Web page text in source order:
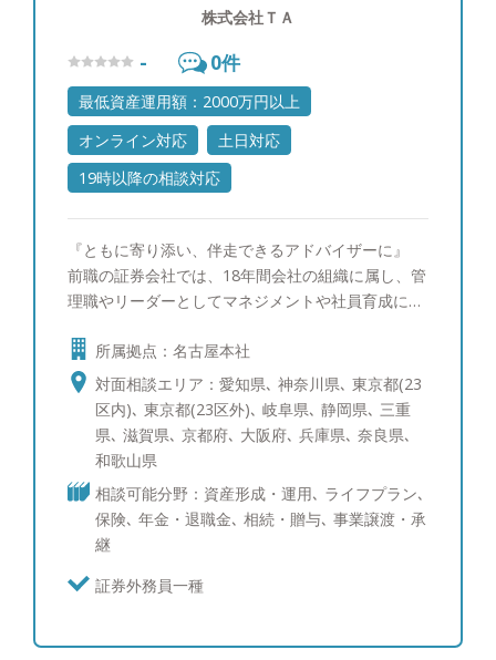
株式会社ＴＡ
- 0件
最低資産運用額：2000万円以上
オンライン対応
土日対応
19時以降の相談対応
『ともに寄り添い、伴走できるアドバイザーに』
前職の証券会社では、18年間会社の組織に属し、管
理職やリーダーとしてマネジメントや社員育成に長
す時間も役職が上がるごとに増えていき、逆に自分
のお客様と向き合う時間はだんだんと減り、本来や
るべきことにベクトルを向けられていない自分に不
満を感じていました。 ・転勤があることで担当者
として関係が途絶えてしまうことが残念 ・お客様
との時間・お客様のことを考える時間をもっと増や
し、その次の世代（お子様）までお付き合いをして
いきたい と強く思うようになりました。 その中で
IFAは、会社組織として偏った商品・サービスを案
内するのでなく、お客様1人1人の想い・悩みを知っ
所属拠点：名古屋本社
対面相談エリア：愛知県､ 神奈川県､ 東京都(23
区内)､ 東京都(23区外)､ 岐阜県､ 静岡県､ 三重
県､ 滋賀県､ 京都府､ 大阪府､ 兵庫県､ 奈良県､
和歌山県
相談可能分野：資産形成・運用､ ライフプラン､
保険､ 年金・退職金､ 相続・贈与､ 事業譲渡・承
継
証券外務員一種